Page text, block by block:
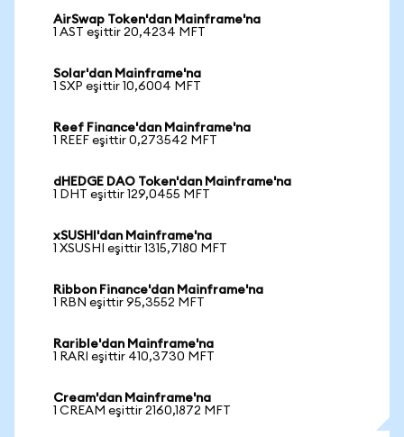
AirSwap Token'dan Mainframe'na
1 AST eşittir 20,4234 MFT
Solar'dan Mainframe'na
1 SXP eşittir 10,6004 MFT
Reef Finance'dan Mainframe'na
1 REEF eşittir 0,273542 MFT
dHEDGE DAO Token'dan Mainframe'na
1 DHT eşittir 129,0455 MFT
xSUSHI'dan Mainframe'na
1 XSUSHI eşittir 1315,7180 MFT
Ribbon Finance'dan Mainframe'na
1 RBN eşittir 95,3552 MFT
Rarible'dan Mainframe'na
1 RARI eşittir 410,3730 MFT
Cream'dan Mainframe'na
1 CREAM eşittir 2160,1872 MFT